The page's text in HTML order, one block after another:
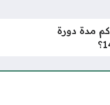
كم مدة دورة